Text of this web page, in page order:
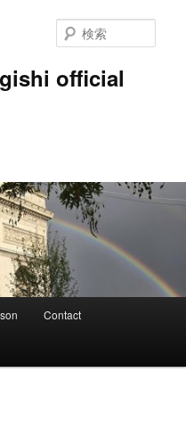
official
索
Contact